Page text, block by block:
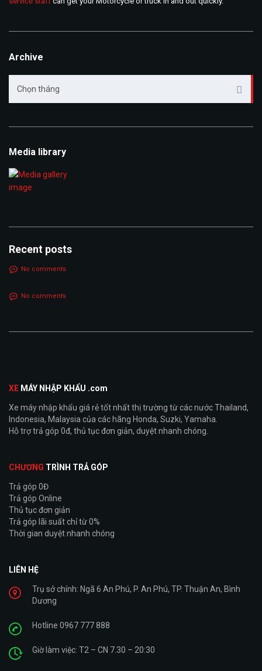
Archive
Chọn tháng
Media library
Recent posts
No comments
No comments
XE MÁY NHẬP KHẨU .com
Xe máy nhập khẩu giá rẻ tốt nhất thị trường từ các nước Thailand,
Indonesia, Malaysia của các hãng Honda, Suzki, Yamaha.
Hỗ trợ trả góp 0đ, thủ tục đơn giản, duyệt nhanh chóng.
CHƯƠNG TRÌNH TRẢ GÓP
Trả góp 0Đ
Trả góp Online
Thủ tục đơn giản
Trả góp lãi suất chỉ từ 0%
Thời gian duyệt nhanh chóng
LIÊN HỆ
Trụ sở chính: Ngã 6 An Phú, P. An Phú, TP. Thuận An, Bình
Dương
Hotline 0967 777 888
Giờ làm việc: T2 – CN 7.30 – 20:30